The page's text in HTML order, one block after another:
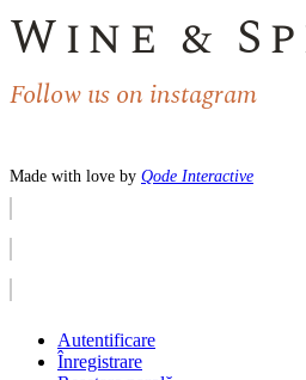
Wine &
Follow us on instagram
Made with love by Qode Interactive
Autentificare
Înregistrare